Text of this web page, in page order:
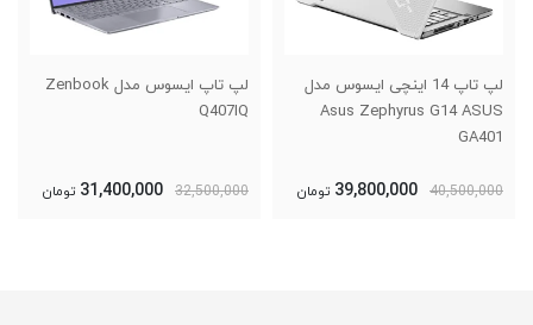
لپ تاپ 14 اینچی ایسوس مدل
Asus Zephyrus G14 ASUS
GA401
40,500,000
39,800,000 تومان
لپ تاپ ایسوس مدل Zenbook
Q407IQ
32,500,000
31,400,000 تومان